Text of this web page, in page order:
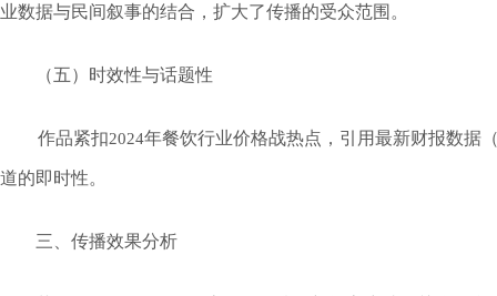
业数据与民间叙事的结合，扩大了传播的受众范围。
（五）时效性与话题性
作品紧扣2024年餐饮行业价格战热点，引用最新财报数据
道的即时性。
三、传播效果分析